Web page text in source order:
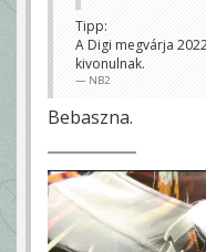
Tipp:
A Digi megvárja
kivonulnak.
NB2
Bebaszna.